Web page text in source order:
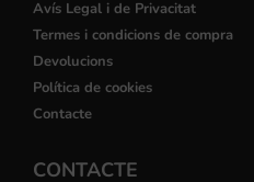
Avís Legal i de Privacitat
Termes i condicions de compra
Devolucions
Política de cookies
Contacte
CONTACTE